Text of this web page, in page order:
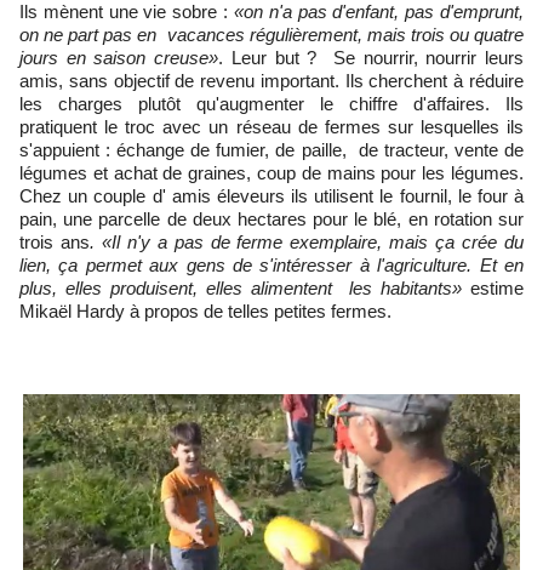
Ils mènent une vie sobre : «on n'a pas d'enfant, pas d'emprunt,
on ne part pas en vacances régulièrement, mais trois ou quatre
jours en saison creuse». Leur but ? Se nourrir, nourrir leurs
amis, sans objectif de revenu important. Ils cherchent à réduire
les charges plutôt qu'augmenter le chiffre d'affaires. Ils
pratiquent le troc avec un réseau de fermes sur lesquelles ils
s'appuient : échange de fumier, de paille, de tracteur, vente de
légumes et achat de graines, coup de mains pour les légumes.
Chez un couple d' amis éleveurs ils utilisent le fournil, le four à
pain, une parcelle de deux hectares pour le blé, en rotation sur
trois ans. «Il n'y a pas de ferme exemplaire, mais ça crée du
lien, ça permet aux gens de s'intéresser à l'agriculture. Et en
plus, elles produisent, elles alimentent les habitants» estime
Mikaël Hardy à propos de telles petites fermes.